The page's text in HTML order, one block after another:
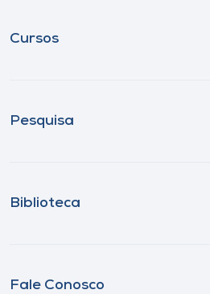
Cursos
Pesquisa
Biblioteca
Fale Conosco